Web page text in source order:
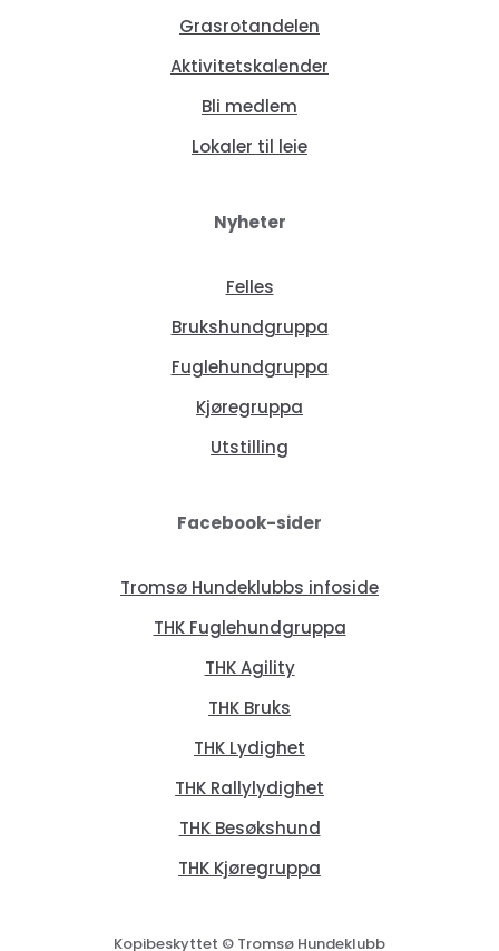
Grasrotandelen
Aktivitetskalender
Bli medlem
Lokaler til leie
Nyheter
Felles
Brukshundgruppa
Fuglehundgruppa
Kjøregruppa
Utstilling
Facebook-sider
Tromsø Hundeklubbs infoside
THK Fuglehundgruppa
THK Agility
THK Bruks
THK Lydighet
THK Rallylydighet
THK Besøkshund
THK Kjøregruppa
Kopibeskyttet © Tromsø Hundeklubb